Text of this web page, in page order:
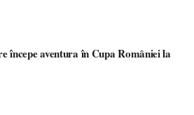
în Cupa României la